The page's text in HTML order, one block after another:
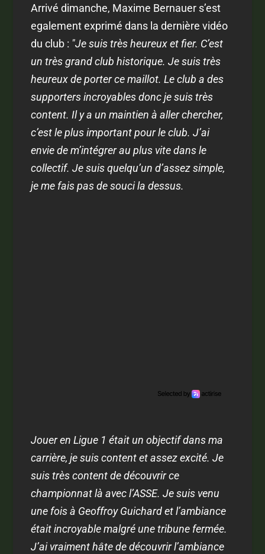
Arrivé dimanche, Maxime Bernauer s’est
egalement exprimé dans la dernière vidéo
du club : "Je suis très heureux et fier. C’est
un très grand club historique. Je suis très
heureux de porter ce maillot. Le club a des
supporters incroyables donc je suis très
content. Il y a un maintien à aller chercher,
c’est le plus important pour le club. J’ai
envie de m’intégrer au plus vite dans le
collectif. Je suis quelqu’un d’assez simple,
je me fais pas de souci la dessus.
Jouer en Ligue 1 était un objectif dans ma
carrière, je suis content et assez excité. Je
suis très content de découvrir ce
championnat là avec l’ASSE. Je suis venu
une fois à Geoffroy Guichard et l’ambiance
était incroyable malgré une tribune fermée.
J’ai vraiment hâte de découvrir l’ambiance